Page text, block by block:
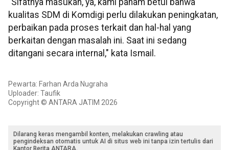
"Sifatnya masukan, ya, kami paham betul bahwa
kualitas SDM di Komdigi perlu dilakukan peningkatan,
perbaikan pada proses terkait dan hal-hal yang
berkaitan dengan masalah ini. Saat ini sedang
ditangani secara internal," kata Ismail.
Pewarta: Farhan Arda Nugraha
Uploader: Taufik
Copyright © ANTARA JATIM 2026
Dilarang keras mengambil konten, melakukan crawling atau
pengindeksan otomatis untuk AI di situs web ini tanpa izin tertulis dari